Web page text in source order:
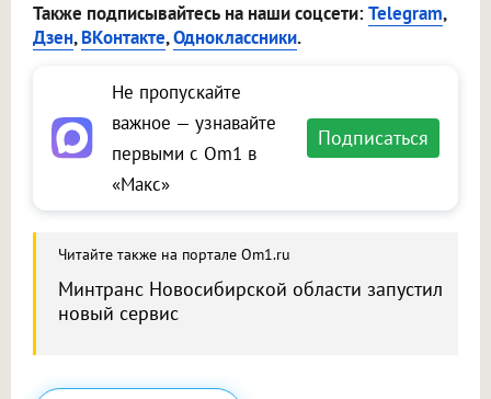
Также подписывайтесь на наши соцсети:Telegram,
Дзен,ВКонтакте,Одноклассники.
Не пропускайте
важное — узнавайте
первыми с Om1 в
«Макс»
Подписаться
Читайте также на портале Om1.ru
Минтранс Новосибирской области запустил
новый сервис